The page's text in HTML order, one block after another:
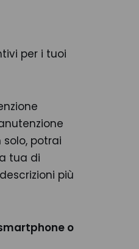
per i tuoi
potrai
tua di
più
o